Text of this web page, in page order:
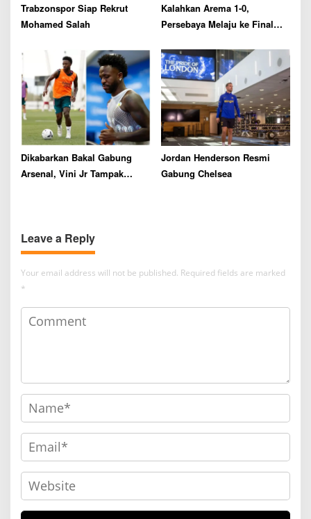
Trabzonspor Siap Rekrut
Mohamed Salah
Kalahkan Arema 1-0,
Persebaya Melaju ke Final
Dikabarkan Bakal Gabung
Arsenal, Vini Jr Tampak
Jordan Henderson Resmi
Gabung Chelsea
Leave a Reply
Your email address will not be published. Required fields are marked
*